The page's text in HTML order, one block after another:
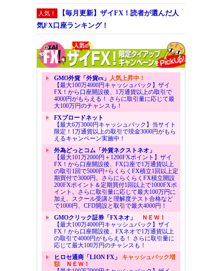
人気！
【毎月更新】ザイFX！読者が選んだ人
気FX口座ランキング！
GMO外貨「外貨ex」 人気上昇中！
【最大100万4000円キャッシュバック】ザイ
FX！から口座開設後、1万通貨以上の取引で
4000円がもらえる！ さらに取引量に応じて最
大100万円のチャンスも！
FXブロードネット
【最大6万3000円キャッシュバック】当サイト
限定！1万通貨以上の取引で現金3000円がもら
えるキャンペーン実施中！
外為どっとコム「外貨ネクストネオ」
【最大101万2000円＋1200FXポイント】ザイ
FX！から口座開設後、FX口座で1万通貨以上
の取引1回で5000円+らくらくFX積立1回以上定
期買付で3000円。さらにらくらくFX積立開設
200FXポイント＆定期買付1回以上で1000FXポ
イント。さらに取引量に応じて最大100万円に
加え、スクール受講と理解度テスト合格など
で1000円、CFD開設と取引で最大4000円！
GMOクリック証券「FXネオ」
ＮＥＷ！
【最大100万4000円キャッシュバック】ザイ
FX！から口座開設後、FXネオで1万通貨以上
の取引で4000円がもらえる！ さらに取引量に
応じて最大100万円のチャンスも！
ヒロセ通商「LION FX」 キャッシュバック増
額ＮＥＷ！